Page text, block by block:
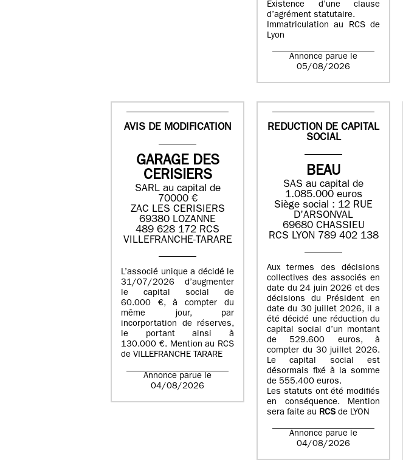
Existence d’une clause
d’agrément statutaire.
Immatriculation au RCS de
Lyon
Annonce parue le
05/08/2026
AVIS DE MODIFICATION
GARAGE DES
CERISIERS
SARL au capital de
70000 €
ZAC LES CERISIERS
69380 LOZANNE
489 628 172 RCS
VILLEFRANCHE-TARARE
L’associé unique a décidé le
31/07/2026 d’augmenter
le capital social de
60.000 €, à compter du
même jour, par
incorportation de réserves,
le portant ainsi à
130.000 €. Mention au RCS
de VILLEFRANCHE TARARE
Annonce parue le
04/08/2026
REDUCTION DE CAPITAL
SOCIAL
BEAU
SAS au capital de
1.085.000 euros
Siège social : 12 RUE
D'ARSONVAL
69680 CHASSIEU
RCS LYON 789 402 138
Aux termes des décisions
collectives des associés en
date du 24 juin 2026 et des
décisions du Président en
date du 30 juillet 2026, il a
été décidé une réduction du
capital social d’un montant
de 529.600 euros, à
compter du 30 juillet 2026.
Le capital social est
désormais fixé à la somme
de 555.400 euros.
Les statuts ont été modifiés
en conséquence. Mention
sera faite au RCS de LYON
Annonce parue le
04/08/2026